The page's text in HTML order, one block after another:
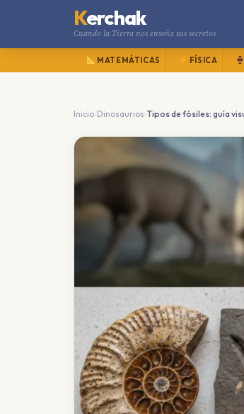
Kerchak
Cuando la Tierra nos enseña sus secretos
MATEMÁTICAS FÍSICA
Inicio›Dinosaurios ›Tipos de fósiles: guía